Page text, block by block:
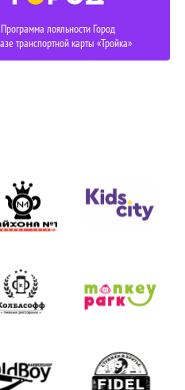
Программа лояльности Город
транспортной карты «Тройка»